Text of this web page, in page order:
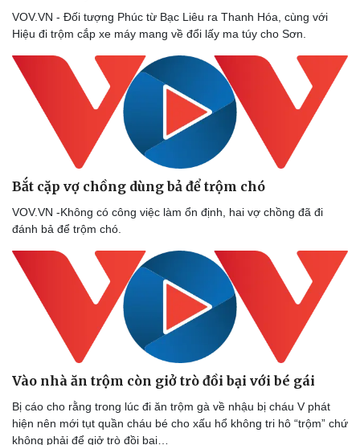
Bóng đá
Lịch thi đấu bóng đá
Thế giới thể thao
eSports
Ô tô - Xe máy
Ô tô
Xe máy
Tư vấn
VOV.VN - Đối tượng Phúc từ Bạc Liêu ra Thanh Hóa, cùng với
Hiệu đi trộm cắp xe máy mang về đổi lấy ma túy cho Sơn.
Bắt cặp vợ chồng dùng bả để trộm chó
VOV.VN -Không có công việc làm ổn định, hai vợ chồng đã đi
đánh bả để trộm chó.
Vào nhà ăn trộm còn giở trò đồi bại với bé gái
Bị cáo cho rằng trong lúc đi ăn trộm gà về nhậu bị cháu V phát
hiện nên mới tụt quần cháu bé cho xấu hổ không tri hô “trộm” chứ
không phải để giở trò đồi bại…